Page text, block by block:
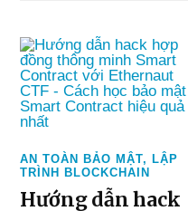
AN TOÀN BẢO MẬT,LẬP
TRÌNH BLOCKCHAIN
Hướng dẫn hack